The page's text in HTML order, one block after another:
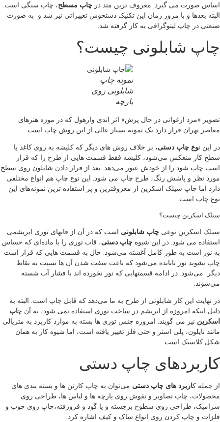
اساس صورت می گیرد. معروف ترین متد در چاپ مسطح، چاپ سنگی است.
البته بعدها و با مرور زمان این تکنیک دستخوش تغییراتی نیز شد و به صورت
صنعتی در چاپ لیتوگرافی به کار گرفته شد.
چاپ شابلونی چیست؟
نمونه چاپ
شابلونی روی
پارچه
تصویر «مرد ارغوانی در حال پرش» اثر اندی وارهول که در موزه هنرهای
معاصر تهران قرار دارد یک نمونه بسیار عالی از این روش چاپ است.
در این نوع چاپ دستی، بر خلاف روش های دیگر که کلیشه به روی کاغذ یا
سطح کار منعکس می‌شود، کلیشه فقط قسمت هایی از طرح را که قرار
است چاپ شود را از خودش عبور می‌دهد. بعد از قرار دادن شابلون روی سطح
مورد نظر و پاشش رنگ، طرح چاپ می شود. این نوع چاپ هم انواع مختلفی
دارد اما چاپ سیلک اسکرین از معروفترین و پر استفاده ترین نمونه‌های این
نوع چاپ است.
سیلک اسکرین چیست؟
سیلک اسکرین نوعی چاپ شابلونی‌ است که در آن از قابهای توری‌ ابریشمی
استفاده می شود. در این شیوه چاپ دستی، قاب توری را با ماده‌ای که حساس
به نور است به طور کامل آغشته می‌شود. حال به قسمت هایی که قرار است
چاپ نشوند نور تابانده می‌شود که باعث سفت شدن آن ها نسبت به نقاط
دیگر می‌شود. در ادامه قسمتهایی که نور نخورده اند با فشار آب شسته
می‌شوند.
در نهایت این کار شابلونی از طرح به ما می‌دهد که قابل چاپ است. البته به
دلیل اینکه امروزه از ابریشم در ساخت توری استفاده نمی شود، به آن چاپ
اسکرین نیز می گویند. امروزه جنس توری ها بسته به موارد کاربرد به متریالی
مانند نایلون، پلی استر و حتی فلز تغییر یافته است، اما شیوه کار به همان
شکل کلاسیک است.
کاربردهای چاپ دستی
از جمله کاربرد های چاپ دستی می‌توان به چاپ کارتن ها و بسته بندی های
محصولات، چاپ تصاویر و نقوش روی پارچه ها و لباس ها، طراحی روی
سرامیک، طراحی روی سطوح برجسته و یا گود و فرورفته،چاپ روی چوب و
فلزات و چاپ کردن روی انواع ساک و کیف اشاره کرد.